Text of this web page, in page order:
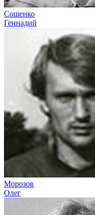
Сошенко
Геннадий
Морозов
Олег